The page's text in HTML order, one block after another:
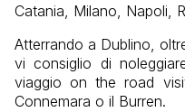
Catania, Milano, Napoli,
Atterrando a Dublino,
vi consiglio di
viaggio on the road
Connemara o il Burren.